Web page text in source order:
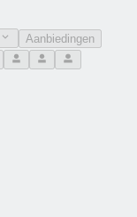
Aanbiedingen